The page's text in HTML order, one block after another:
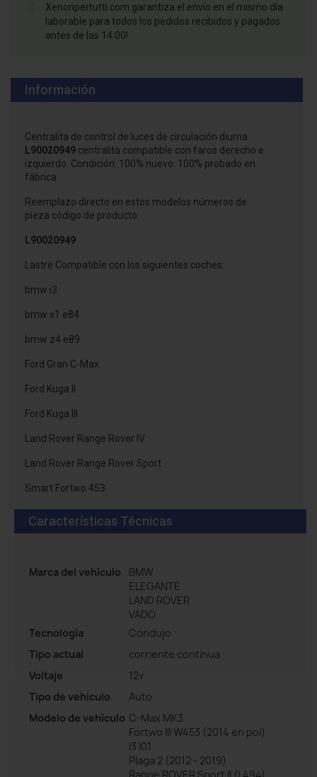
Xenonpertutti.com garantiza el envío en el mismo día
laborable para todos los pedidos recibidos y pagados
antes de las 14:00!
Información
Centralita de control de luces de circulación diurna
L90020949 centralita compatible con faros derecho e
izquierdo. Condición: 100% nuevo. 100% probado en
fábrica
Reemplazo directo en estos modelos números de
pieza código de producto:
L90020949
Lastre Compatible con los siguientes coches:
bmw i3
bmw x1 e84
bmw z4 e89
Ford Gran C-Max
Ford Kuga II
Ford Kuga III
Land Rover Range Rover IV
Land Rover Range Rover Sport
Smart Fortwo 453
Características Técnicas
Marca del vehículo
BMW
ELEGANTE
LAND ROVER
VADO
Tecnología
Condujo
Tipo actual
corriente continua
Voltaje
12v
Tipo de vehiculo
Auto
Modelo de vehículo C-Max MK3
Fortwo III W453 (2014 en poi)
I3 I01
Plaga 2 (2012 - 2019)